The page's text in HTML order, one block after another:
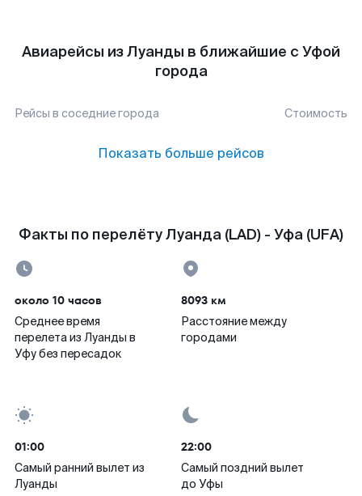
Авиарейсы из Луанды в ближайшие с Уфой
города
Рейсы в соседние города Стоимость
Показать больше рейсов
Факты по перелёту Луанда (LAD) - Уфа (UFA)
около 10 часов
Среднее время
перелета из Луанды в
Уфу без пересадок
8093 км
Расстояние между
городами
01:00
Самый ранний вылет из
Луанды
22:00
Самый поздний вылет
до Уфы